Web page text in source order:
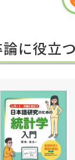
練習問題
日本語学習関
ドイツ語辞典
語学・文法辞
多言語社会・
論に役立